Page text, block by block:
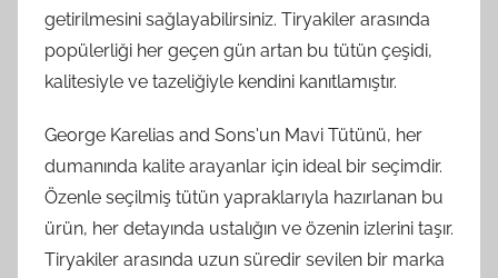
getirilmesini sağlayabilirsiniz. Tiryakiler arasında
popülerliği her geçen gün artan bu tütün çeşidi,
kalitesiyle ve tazeliğiyle kendini kanıtlamıştır.
George Karelias and Sons'un Mavi Tütünü, her
dumanında kalite arayanlar için ideal bir seçimdir.
Özenle seçilmiş tütün yapraklarıyla hazırlanan bu
ürün, her detayında ustalığın ve özenin izlerini taşır.
Tiryakiler arasında uzun süredir sevilen bir marka